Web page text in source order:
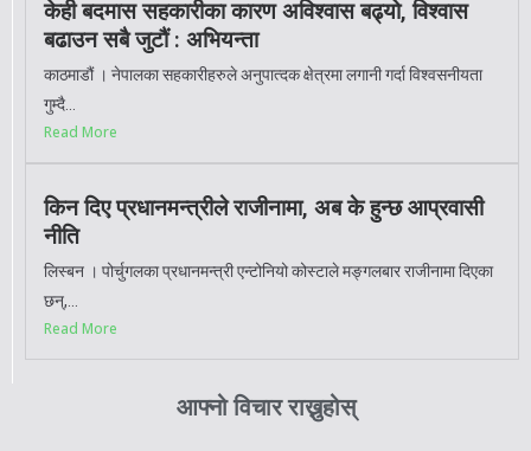
केही बदमास सहकारीका कारण अविश्वास बढ्यो, विश्वास
बढाउन सबै जुटौं : अभियन्ता
काठमाडौं । नेपालका सहकारीहरुले अनुपात्दक क्षेत्रमा लगानी गर्दा विश्वसनीयता
गुम्दै...
Read More
किन दिए प्रधानमन्त्रीले राजीनामा, अब के हुन्छ आप्रवासी
नीति
लिस्बन । पोर्चुगलका प्रधानमन्त्री एन्टोनियो कोस्टाले मङ्गलबार राजीनामा दिएका
छन्,...
Read More
आफ्नो विचार राख्नुहोस्